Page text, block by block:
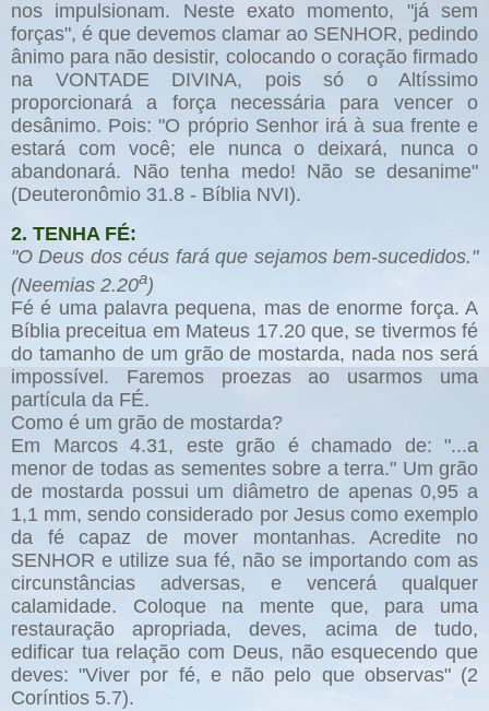
nos impulsionam. Neste exato momento, "já sem
forças", é que devemos clamar ao SENHOR, pedindo
ânimo para não desistir, colocando o coração firmado
na VONTADE DIVINA, pois só o Altíssimo
proporcionará a força necessária para vencer o
desânimo. Pois: "O próprio Senhor irá à sua frente e
estará com você; ele nunca o deixará, nunca o
abandonará. Não tenha medo! Não se desanime"
(Deuteronômio 31.8 - Bíblia NVI).
2. TENHA FÉ:
"O Deus dos céus fará que sejamos bem-sucedidos."
(Neemias 2.20a)
Fé é uma palavra pequena, mas de enorme força. A
Bíblia preceitua em Mateus 17.20 que, se tivermos fé
do tamanho de um grão de mostarda, nada nos será
impossível. Faremos proezas ao usarmos uma
partícula da FÉ.
Como é um grão de mostarda?
Em Marcos 4.31, este grão é chamado de: "...a
menor de todas as sementes sobre a terra." Um grão
de mostarda possui um diâmetro de apenas 0,95 a
1,1 mm, sendo considerado por Jesus como exemplo
da fé capaz de mover montanhas. Acredite no
SENHOR e utilize sua fé, não se importando com as
circunstâncias adversas, e vencerá qualquer
calamidade. Coloque na mente que, para uma
restauração apropriada, deves, acima de tudo,
edificar tua relação com Deus, não esquecendo que
deves: "Viver por fé, e não pelo que observas" (2
Coríntios 5.7).